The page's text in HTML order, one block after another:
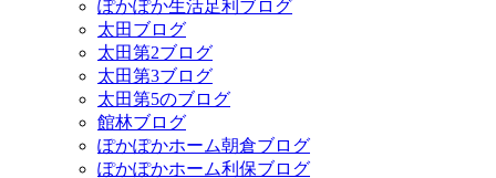
ぽかぽか生活足利ブログ
太田ブログ
太田第2ブログ
太田第3ブログ
太田第5のブログ
館林ブログ
ぽかぽかホーム朝倉ブログ
ぽかぽかホーム利保ブログ